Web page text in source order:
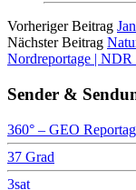
Vorheriger Beitrag
Nächster Beitrag
Nordreportage | NDR
Sender &
360° – GEO
37 Grad
3sat